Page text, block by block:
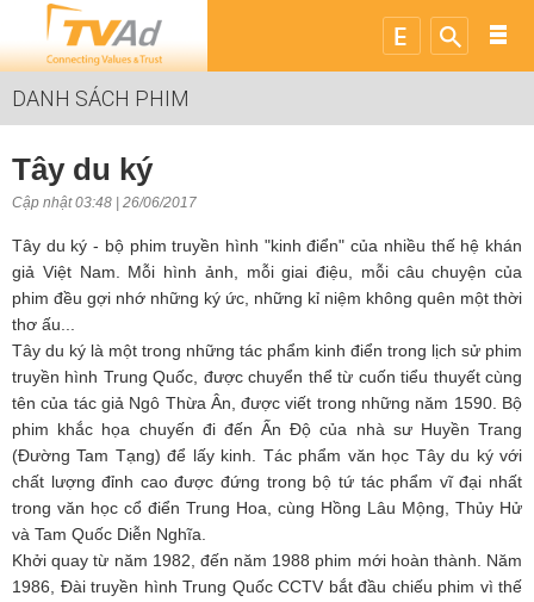
DANH SÁCH PHIM
Tây du ký
Cập nhật 03:48 | 26/06/2017
Tây du ký - bộ phim truyền hình "kinh điển" của nhiều thế hệ khán
giả Việt Nam. Mỗi hình ảnh, mỗi giai điệu, mỗi câu chuyện của
phim đều gợi nhớ những ký ức, những kỉ niệm không quên một thời
thơ ấu...
Tây du ký là một trong những tác phẩm kinh điển trong lịch sử phim
truyền hình Trung Quốc, được chuyển thể từ cuốn tiểu thuyết cùng
tên của tác giả Ngô Thừa Ân, được viết trong những năm 1590. Bộ
phim khắc họa chuyến đi đến Ấn Độ của nhà sư Huyền Trang
(Đường Tam Tạng) để lấy kinh. Tác phẩm văn học Tây du ký với
chất lượng đỉnh cao được đứng trong bộ tứ tác phẩm vĩ đại nhất
trong văn học cổ điển Trung Hoa, cùng Hồng Lâu Mộng, Thủy Hử
và Tam Quốc Diễn Nghĩa.
Khởi quay từ năm 1982, đến năm 1988 phim mới hoàn thành. Năm
1986, Đài truyền hình Trung Quốc CCTV bắt đầu chiếu phim vì thế